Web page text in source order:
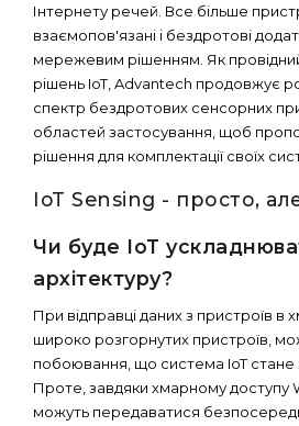
Інтернету речей. Все більше
взаємопов'язані і бездротові
мережевим рішенням. Як
рішень IoT, Advantech продовжує
спектр бездротових сенсорних
областей застосування, щоб
рішення для комплектації своїх
IoT Sensing - просто,
Чи буде IoT
архітектуру?
При відправці даних з пристроїв в
широко розгорнутих пристроїв,
побоювання, що система IoT стане
Проте, завдяки хмарному доступу
можуть передаватися